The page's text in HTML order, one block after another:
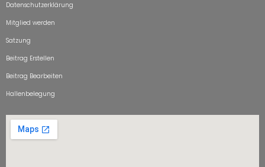
Datenschutzerklärung
Mitglied werden
Satzung
Beitrag Erstellen
Beitrag Bearbeiten
Hallenbelegung